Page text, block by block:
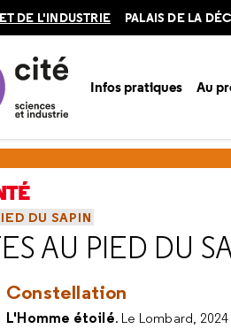
DE L'INDUSTRIE PALAIS DE LA
Infos pratiques Au
DU SAPIN
AU PIED DU
Constellation
L'Homme étoilé. Le Lombard, 2024